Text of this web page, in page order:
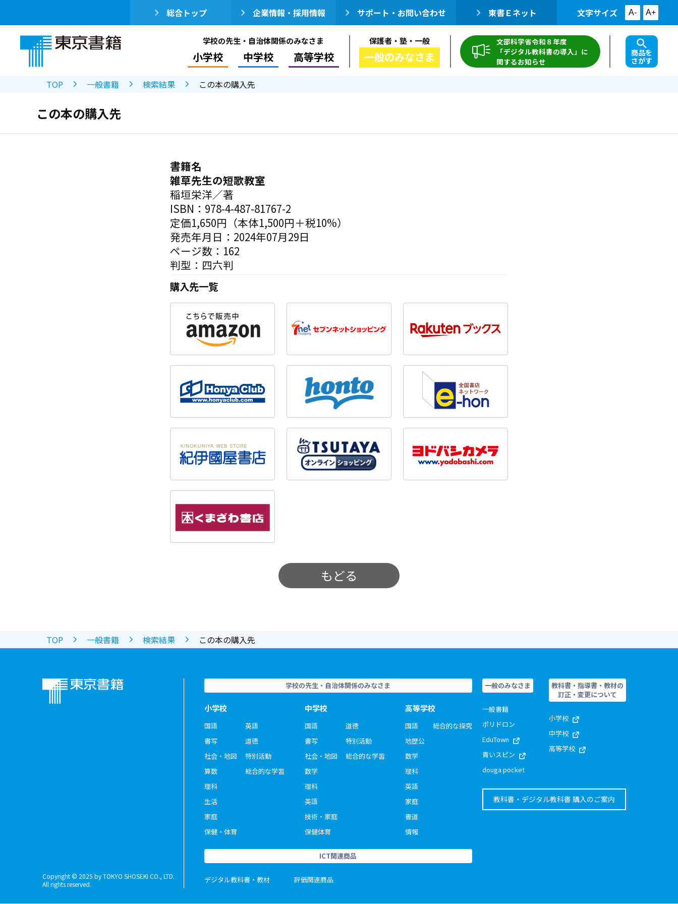
総合トップ 企業情報・採用情報 サポート・お問い合わせ 東書Ｅネット 文字サイズ A- A+
学校の先生・自治体関係のみなさま
小学校 中学校 高等学校
保護者・塾・一般
一般のみなさま
文部科学省令和８年度
「デジタル教科書の導入」に
関するお知らせ
商品を
さがす
TOP 一般書籍 検索結果 この本の購入先
この本の購入先
書籍名
雑草先生の短歌教室
稲垣栄洋／著
ISBN：978-4-487-81767-2
定価1,650円（本体1,500円＋税10%）
発売年月日：2024年07月29日
ページ数：162
判型：四六判
購入先一覧
もどる
TOP 一般書籍 検索結果 この本の購入先
Copyright © 2025 by TOKYO SHOSEKI CO., LTD.
All rights reserved.
学校の先生・自治体関係のみなさま
小学校
国語
書写
社会・地図
算数
理科
生活
家庭
保健・体育
英語
道徳
特別活動
総合的な学習
中学校
国語
書写
社会・地図
数学
理科
英語
技術・家庭
保健体育
道徳
特別活動
総合的な学習
高等学校
国語
地歴公
数学
理科
英語
家庭
書道
情報
総合的な探究
ICT関連商品
デジタル教科書・教材 評価関連商品
一般のみなさま
一般書籍
ポリドロン
EduTown
青いスピン
douga pocket
教科書・指導書・教材の
訂正・変更について
小学校
中学校
高等学校
教科書・デジタル教科書 購入のご案内